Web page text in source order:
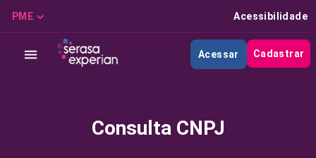
PME Acessibilidade
Acessar Cadastrar
Consulta CNPJ